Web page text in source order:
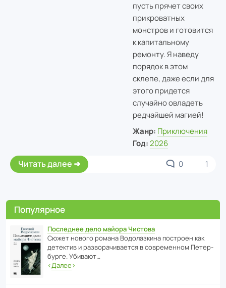
пусть прячет своих
прикроватных
монстров и готовится
к капитальному
ремонту. Я наведу
порядок в этом
склепе, даже если для
этого придется
случайно овладеть
редчайшей магией!
Жанр: Приключения
Год: 2026
Читать далее 0 1
Популярное
Последнее дело майора Чистова
Сюжет нового романа Водо­ла­з­кина пост­роен как
дете­ктив и разво­ра­чи­ва­ется в совре­менном Пете­р­
бурге. Убивают…
‹Далее›